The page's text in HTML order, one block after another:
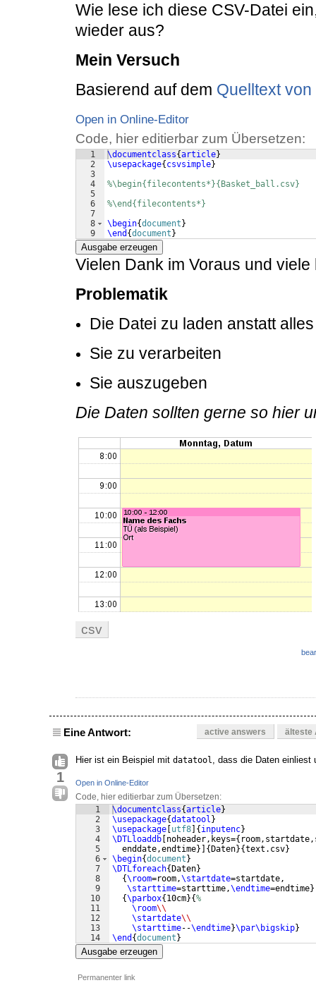
Wie lese ich diese CSV-Datei
wieder aus?
Mein Versuch
Basierend auf dem Quelltext
Open in Online-Editor
Code, hier editierbar zum Übersetzen:
1
2
3
4
5
6
7
8
9
\documentclass{article}
\usepackage{ csvsimple}
%\begin{filecontents*}{Basket_ball.csv}
%\end{filecontents*}
\begin{document }
\end {document }
Ausgabe erzeugen
Vielen Dank im Voraus und
Problematik
Die Datei zu laden anstatt
Sie zu verarbeiten
Sie auszugeben
Die Daten sollten gerne so hier
csv
Eine Antwort: active answers älteste
1
Hier ist ein Beispiel mit datatool, dass die Daten einliest
Open in Online-Editor
Code, hier editierbar zum Übersetzen:
1
2
3
4
5
6
7
8
9
10
11
12
13
14
\documentclass{article}
\usepackage{datatool }
\usepackage utf8 { inputenc}
\DTLloaddb noheader,keys={
  enddate,endtime
}] { Daten}{text.csv}
\begin{document }
\DTLforeach{ Daten}
{\room=room,\startdate=startdate,
\starttime=starttime,\endtime=endtime}
{\parbox{ 10cm}{%
\room\\
\startdate\\
\starttime--\endtime}\par\bigskip}
\end {document }
Ausgabe erzeugen
Permanenter link